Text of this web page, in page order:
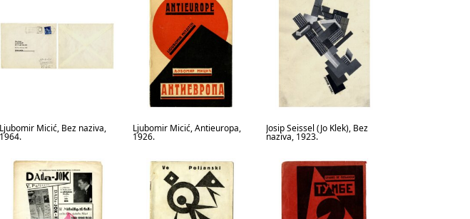
Ljubomir Micić, Bez naziva,
1964.
Ljubomir Micić, Antieuropa,
1926.
Josip Seissel (Jo Klek), Bez
naziva, 1923.